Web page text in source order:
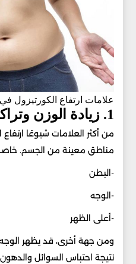
علامات ارتفاع الكورتيزول
1. زيادة الوزن وتراكم الدهون
من أكثر العلامات شيوعًا
مناطق معينة من الجسم.
-البطن
-الوجه
-أعلى الظهر
ومن جهة أخرى، قد يظهر الوجه
نتيجة احتباس السوائل